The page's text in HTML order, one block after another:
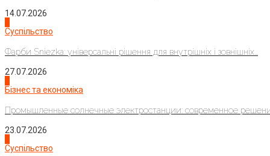
14.07.2026
Суспільство
Фарби Sniezka: універсальні рішення для внутрішніх і зовнішніх...
27.07.2026
Бізнес та економіка
Промышленные солнечные электростанции: современное
23.07.2026
Суспільство